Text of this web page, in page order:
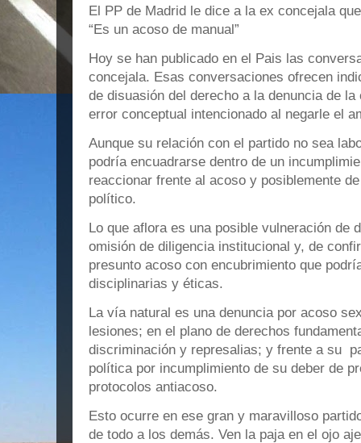
El PP de Madrid le dice a la ex concejala
“Es un acoso de manual”
Hoy se han publicado en el Pais las
concejala. Esas conversaciones ofrecen
de disuasión del derecho a la denuncia de
error conceptual intencionado al negarle el
Aunque su relación con el partido no sea
podría encuadrarse dentro de un
reaccionar frente al acoso y posiblemente
político.
Lo que aflora es una posible vulneración de
omisión de diligencia institucional y, de
presunto acoso con encubrimiento que
disciplinarias y éticas.
La vía natural es una denuncia por acoso
lesiones; en el plano de derechos
discriminación y represalias; y frente a su
política por incumplimiento de su deber de
protocolos antiacoso.
Esto ocurre en ese gran y maravilloso
de todo a los demás. Ven la paja en el ojo